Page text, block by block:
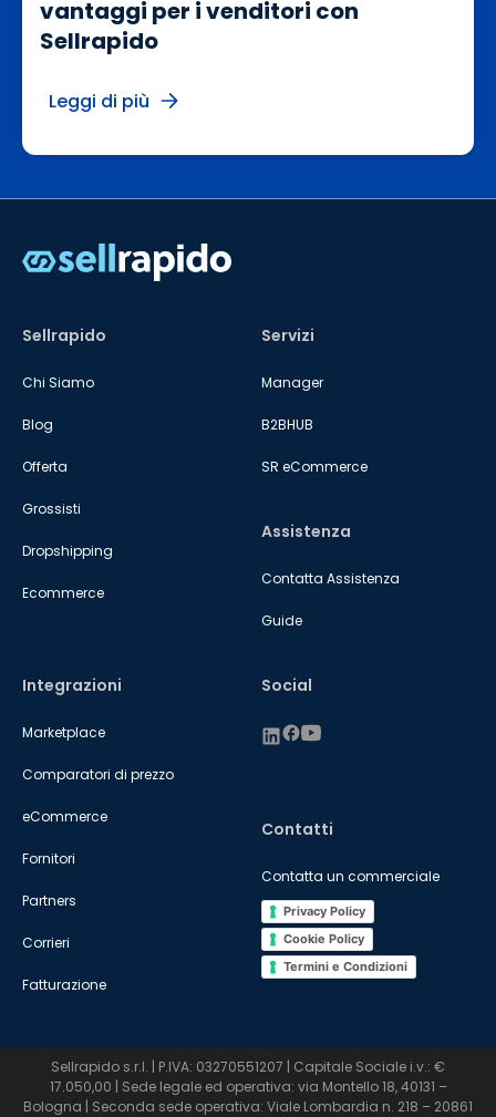
vantaggi per i venditori con
Sellrapido
Leggi di più
Sellrapido
Chi Siamo
Blog
Offerta
Grossisti
Dropshipping
Ecommerce
Servizi
Manager
B2BHUB
SR eCommerce
Integrazioni
Marketplace
Comparatori di prezzo
eCommerce
Fornitori
Partners
Corrieri
Fatturazione
Assistenza
Contatta Assistenza
Guide
Contatti
Contatta un commerciale
Privacy Policy
Cookie Policy
Termini e Condizioni
Social
Sellrapido s.r.l. | P.IVA: 03270551207 | Capitale Sociale i.v.: €
17.050,00 | Sede legale ed operativa: via Montello 18, 40131 –
Bologna | Seconda sede operativa: Viale Lombardia n. 218 – 20861